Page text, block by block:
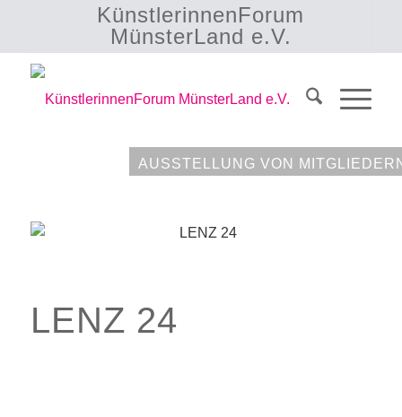
KünstlerinnenForum
MünsterLand e.V.
AUSSTELLUNG VON
LENZ 24